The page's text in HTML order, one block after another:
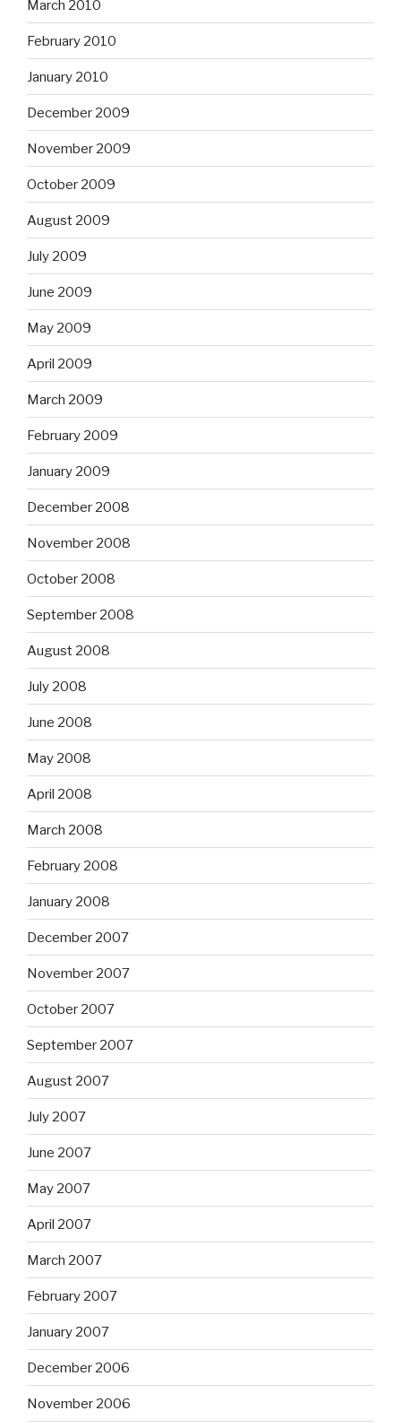
March 2010
February 2010
January 2010
December 2009
November 2009
October 2009
August 2009
July 2009
June 2009
May 2009
April 2009
March 2009
February 2009
January 2009
December 2008
November 2008
October 2008
September 2008
August 2008
July 2008
June 2008
May 2008
April 2008
March 2008
February 2008
January 2008
December 2007
November 2007
October 2007
September 2007
August 2007
July 2007
June 2007
May 2007
April 2007
March 2007
February 2007
January 2007
December 2006
November 2006